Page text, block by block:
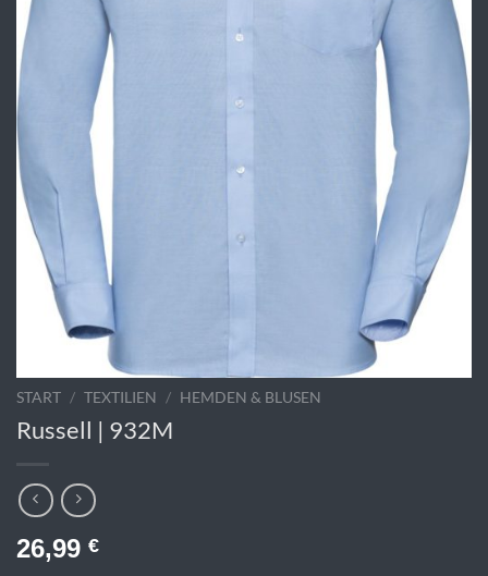
START / TEXTILIEN / HEMDEN & BLUSEN
Russell | 932M
26,99 €